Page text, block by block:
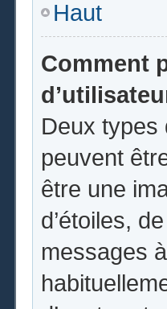
Haut
Comment
Deux types
peuvent
être une
d’étoiles,
messages